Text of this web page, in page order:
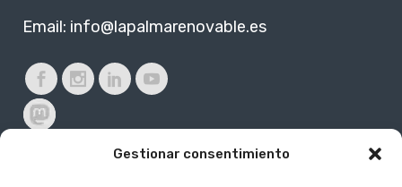
Gestionar consentimiento
Email: info@lapalmarenovable.es